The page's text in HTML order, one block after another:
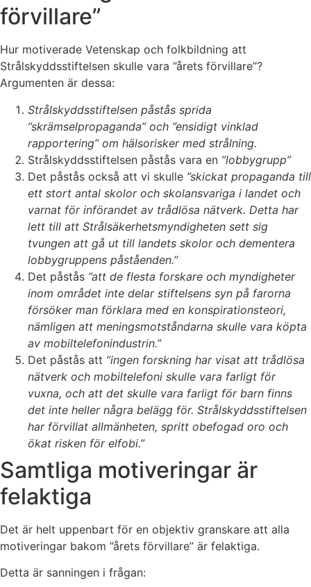
förvillare”
Hur motiverade Vetenskap och folkbildning att
Strålskyddsstiftelsen skulle vara ”årets förvillare”?
Argumenten är dessa:
Strålskyddsstiftelsen påstås sprida
”skrämselpropaganda” och ”ensidigt vinklad
rapportering” om hälsorisker med strålning.
Strålskyddsstiftelsen påstås vara en ”lobbygrupp”
Det påstås också att vi skulle ”skickat propaganda till
ett stort antal skolor och skolansvariga i landet och
varnat för införandet av trådlösa nätverk. Detta har
lett till att Strålsäkerhetsmyndigheten sett sig
tvungen att gå ut till landets skolor och dementera
lobbygruppens påståenden.”
Det påstås ”att de flesta forskare och myndigheter
inom området inte delar stiftelsens syn på farorna
försöker man förklara med en konspirationsteori,
nämligen att meningsmotståndarna skulle vara köpta
av mobiltelefonindustrin.”
Det påstås att ”ingen forskning har visat att trådlösa
nätverk och mobiltelefoni skulle vara farligt för
vuxna, och att det skulle vara farligt för barn finns
det inte heller några belägg för. Strålskyddsstiftelsen
har förvillat allmänheten, spritt obefogad oro och
ökat risken för elfobi.”
Samtliga motiveringar är
felaktiga
Det är helt uppenbart för en objektiv granskare att alla
motiveringar bakom ”årets förvillare” är felaktiga.
Detta är sanningen i frågan: